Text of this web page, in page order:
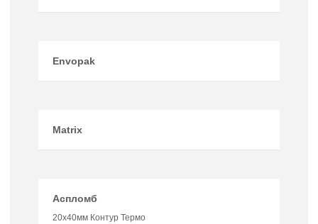
Envopak
Matrix
Аспломб
20х40мм Контур Термо